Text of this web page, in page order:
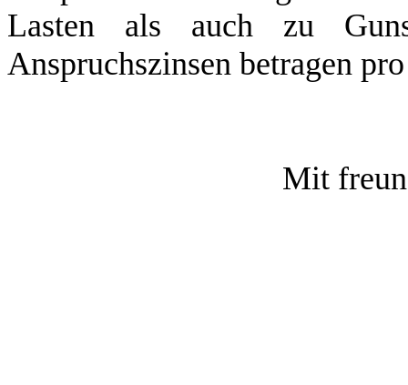
Lasten als auch zu
Anspruchszinsen betragen
Mit